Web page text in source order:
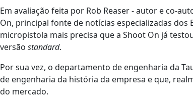
Em avaliação feita por Rob Reaser - autor e co-
On, principal fonte de notícias especializadas dos
micropistola mais precisa que a Shoot On já
versão standard.
Por sua vez, o departamento de engenharia da
de engenharia da história da empresa e que,
do mercado.